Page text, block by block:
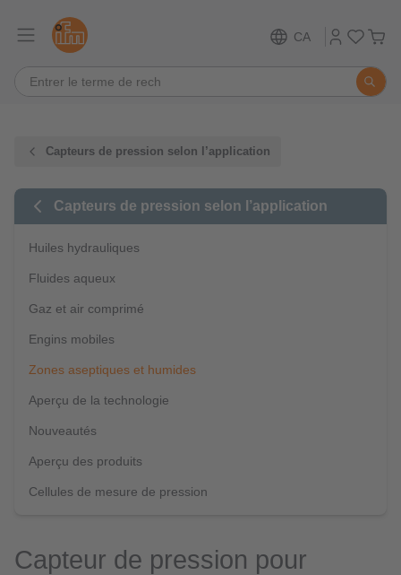
CA
Capteurs de pression selon l’application
Capteurs de pression selon l’application
Huiles hydrauliques
Fluides aqueux
Gaz et air comprimé
Engins mobiles
Zones aseptiques et humides
Aperçu de la technologie
Nouveautés
Aperçu des produits
Cellules de mesure de pression
Capteur de pression pour